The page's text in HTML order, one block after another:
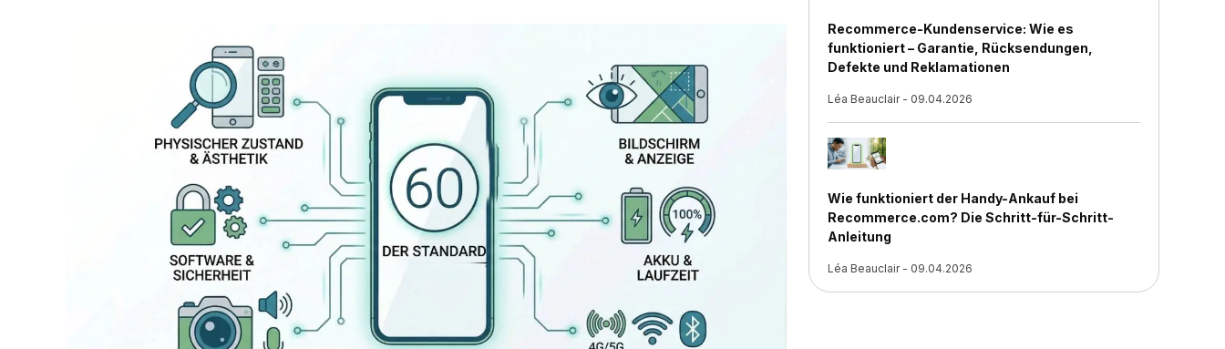
Recommerce-Kundenservice: Wie es
funktioniert – Garantie, Rücksendungen,
Defekte und Reklamationen
Léa Beauclair - 09.04.2026
Wie funktioniert der Handy-Ankauf bei
Recommerce.com? Die Schritt-für-Schritt-
Anleitung
Léa Beauclair - 09.04.2026